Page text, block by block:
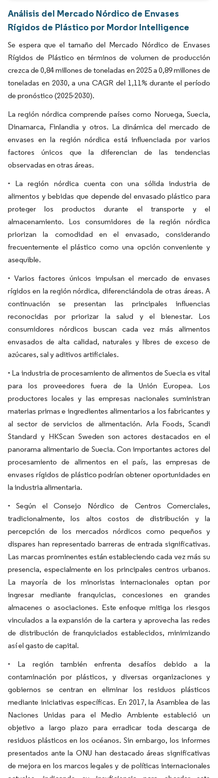
Análisis del Mercado Nórdico de Envases
Rígidos de Plástico por Mordor Intelligence
Se espera que el tamaño del Mercado Nórdico de Envases
Rígidos de Plástico en términos de volumen de producción
crezca de 0,84 millones de toneladas en 2025 a 0,89 millones de
toneladas en 2030, a una CAGR del 1,11% durante el período
de pronóstico (2025-2030).
La región nórdica comprende países como Noruega, Suecia,
Dinamarca, Finlandia y otros. La dinámica del mercado de
envases en la región nórdica está influenciada por varios
factores únicos que la diferencian de las tendencias
observadas en otras áreas.
• La región nórdica cuenta con una sólida industria de
alimentos y bebidas que depende del envasado plástico para
proteger los productos durante el transporte y el
almacenamiento. Los consumidores de la región nórdica
priorizan la comodidad en el envasado, considerando
frecuentemente el plástico como una opción conveniente y
asequible.
• Varios factores únicos impulsan el mercado de envases
rígidos en la región nórdica, diferenciándola de otras áreas. A
continuación se presentan las principales influencias
reconocidas por priorizar la salud y el bienestar. Los
consumidores nórdicos buscan cada vez más alimentos
envasados de alta calidad, naturales y libres de exceso de
azúcares, sal y aditivos artificiales.
• La industria de procesamiento de alimentos de Suecia es vital
para los proveedores fuera de la Unión Europea. Los
productores locales y las empresas nacionales suministran
materias primas e ingredientes alimentarios a los fabricantes y
al sector de servicios de alimentación. Arla Foods, Scandi
Standard y HKScan Sweden son actores destacados en el
panorama alimentario de Suecia. Con importantes actores del
procesamiento de alimentos en el país, las empresas de
envases rígidos de plástico podrían obtener oportunidades en
la industria alimentaria.
• Según el Consejo Nórdico de Centros Comerciales,
tradicionalmente, los altos costos de distribución y la
percepción de los mercados nórdicos como pequeños y
dispares han representado barreras de entrada significativas.
Las marcas prominentes están estableciendo cada vez más su
presencia, especialmente en los principales centros urbanos.
La mayoría de los minoristas internacionales optan por
ingresar mediante franquicias, concesiones en grandes
almacenes o asociaciones. Este enfoque mitiga los riesgos
vinculados a la expansión de la cartera y aprovecha las redes
de distribución de franquiciados establecidos, minimizando
así el gasto de capital.
• La región también enfrenta desafíos debido a la
contaminación por plásticos, y diversas organizaciones y
gobiernos se centran en eliminar los residuos plásticos
mediante iniciativas específicas. En 2017, la Asamblea de las
Naciones Unidas para el Medio Ambiente estableció un
objetivo a largo plazo para erradicar toda descarga de
residuos plásticos en los océanos. Sin embargo, los informes
presentados ante la ONU han destacado áreas significativas
de mejora en los marcos legales y de políticas internacionales